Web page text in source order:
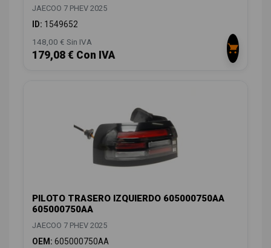
JAECOO 7 PHEV 2025
ID: 1549652
148,00 € Sin IVA
179,08 € Con IVA
PILOTO TRASERO IZQUIERDO 605000750AA
605000750AA
JAECOO 7 PHEV 2025
OEM: 605000750AA